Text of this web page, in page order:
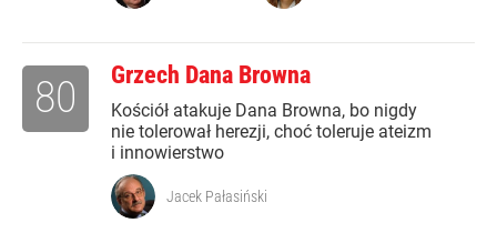
Grzech Dana Browna
Kościół atakuje Dana Browna, bo nigdy
nie tolerował herezji, choć toleruje ateizm
i innowierstwo
80
Jacek Pałasiński